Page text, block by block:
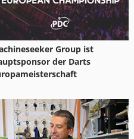
Group ist
der Darts